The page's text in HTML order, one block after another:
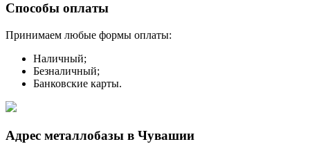
Способы оплаты
Принимаем любые формы оплаты:
Наличный;
Безналичный;
Банковские карты.
Адрес металлобазы в Чувашии